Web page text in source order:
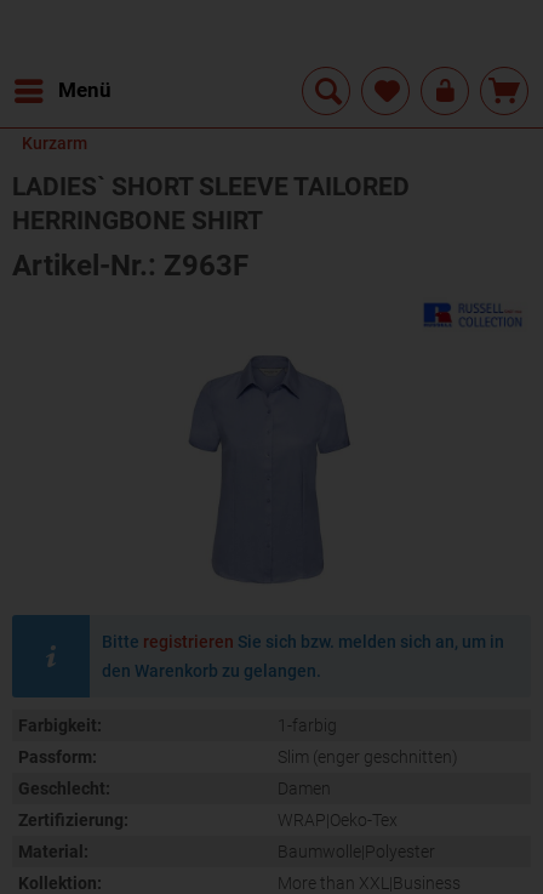
Menü
Kurzarm
LADIES` SHORT SLEEVE TAILORED
HERRINGBONE SHIRT
Artikel-Nr.: Z963F
Bitte registrieren Sie sich bzw. melden sich an, um in
den Warenkorb zu gelangen.
Farbigkeit:
1-farbig
Passform:
Slim (enger geschnitten)
Geschlecht:
Damen
Zertifizierung:
WRAP|Oeko-Tex
Material:
Baumwolle|Polyester
Kollektion:
More than XXL|Business